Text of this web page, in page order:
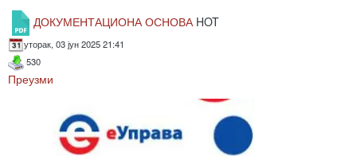
ДОКУМЕНТАЦИОНА ОСНОВА HOT
уторак, 03 јун 2025 21:41
530
Преузми